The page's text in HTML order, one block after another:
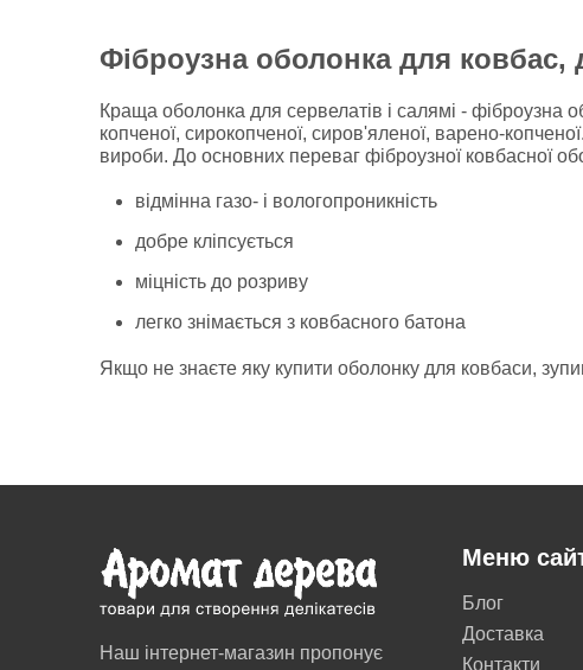
Фіброузна оболонка для
Краща оболонка для сервелатів і салямі - фіброузна
копченої, сирокопченої, сиров'яленої, варено-
вироби. До основних переваг фіброузної ковбасної
відмінна газо- і вологопроникність
добре кліпсується
міцність до розриву
легко знімається з ковбасного батона
Якщо не знаєте яку купити оболонку для ковбаси,
Наш інтернет-магазин пропонує
Меню
Блог
Доставка
Контакти